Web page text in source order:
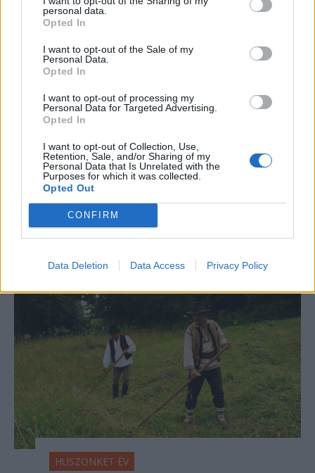
personal data.
Opted In
I want to opt-out of the Sale of my
Personal Data.
Opted In
I want to opt-out of processing my
Personal Data for Targeted Advertising.
Opted In
I want to opt-out of Collection, Use,
Retention, Sale, and/or Sharing of my
Personal Data that Is Unrelated with the
Purposes for which it was collected.
Opted Out
CONFIRM
Data Deletion Data Access Privacy Policy
KOMPENZÁCIÓ
A sakkvilág elitjét is
megizzasztotta a
Balog Ronaldo
Az immár hétéves szatmárnémeti
tehetség játékszenvedélyét, kitartását
és lendületét a profi sakk árnyoldalai
sem kezdhették ki. A sakkzseni
édesapjával, Balog Cristiannal
HUSZONKÉT ÉV